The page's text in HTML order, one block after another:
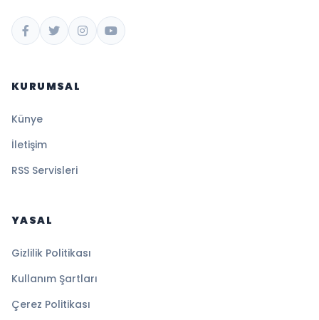
KURUMSAL
Künye
İletişim
RSS Servisleri
YASAL
Gizlilik Politikası
Kullanım Şartları
Çerez Politikası